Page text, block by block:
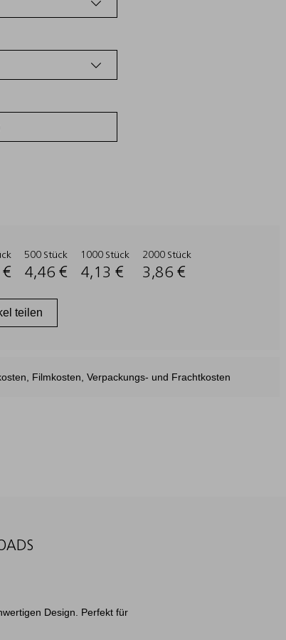
500 Stück
4,46 €
1000 Stück
4,13 €
2000 Stück
3,86 €
teilen
Filmkosten, Verpackungs- und Frachtkosten
Design. Perfekt für